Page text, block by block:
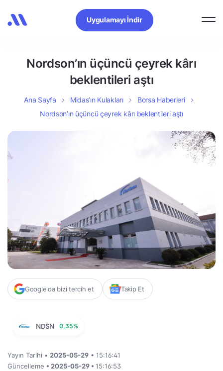
Uygulamayı İndir
Nordson’ın üçüncü çeyrek kârı
beklentileri aştı
Ana Sayfa Midas’ın Kulakları
Borsa Haberleri
Nordson’ın üçüncü çeyrek kârı beklentileri aştı
Google'da bizi tercih et Takip Et
NDSN 0,35%
Yayın Tarihi • 2025-05-29 • 15:16:41
Güncelleme • 2025-05-29 • 15:16:53